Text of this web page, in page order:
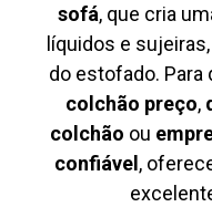
sofá, que cria
líquidos e
do estofado.
colchão preço,
colchão ou
confiável ,